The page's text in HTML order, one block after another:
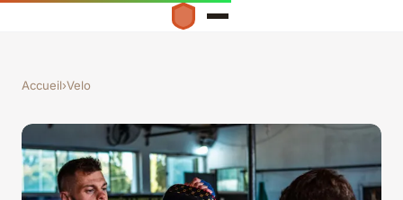
Accueil›Velo